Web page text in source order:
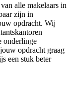
alle makelaars in
zijn in
opdracht. Wij
onderlinge
opdracht graag
een stuk beter